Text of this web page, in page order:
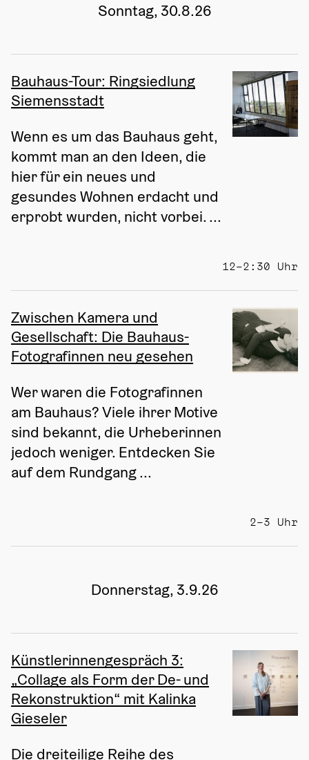
Sonntag, 30.8.26
Bauhaus-Tour: Ringsiedlung
Siemensstadt
Wenn es um das Bauhaus geht,
kommt man an den Ideen, die
hier für ein neues und
gesundes Wohnen erdacht und
erprobt wurden, nicht vorbei. ...
12–2:30 Uhr
Zwischen Kamera und
Gesellschaft: Die Bauhaus-
Fotografinnen neu gesehen
Wer waren die Fotografinnen
am Bauhaus? Viele ihrer Motive
sind bekannt, die Urheberinnen
jedoch weniger. Entdecken Sie
auf dem Rundgang ...
2–3 Uhr
Donnerstag, 3.9.26
Künstlerinnengespräch 3:
„Collage als Form der De- und
Rekonstruktion“ mit Kalinka
Gieseler
Die dreiteilige Reihe des